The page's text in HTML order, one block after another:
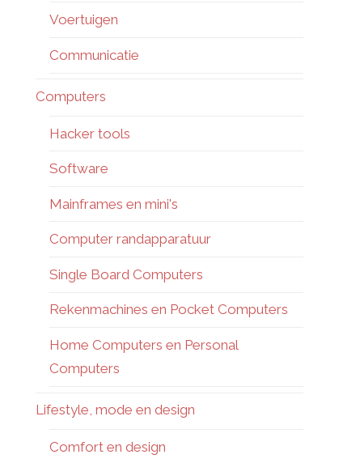
Voertuigen
Communicatie
Computers
Hacker tools
Software
Mainframes en mini's
Computer randapparatuur
Single Board Computers
Rekenmachines en Pocket Computers
Home Computers en Personal
Computers
Lifestyle, mode en design
Comfort en design